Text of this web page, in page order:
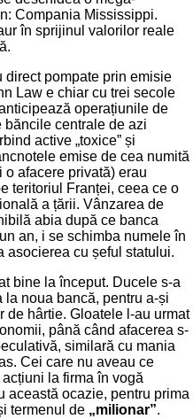
Compania Mississippi.
în sprijinul valorilor reale
direct pompate prin emisie
Law e chiar cu trei secole
operațiunile de
băncile centrale de azi
active „toxice” și
emise de cea numită
o afacere privată) erau
teritoriul Franței, ceea ce o
a țării. Vânzarea de
abia după ce banca
an, i se schimba numele în
asocierea cu șeful statului.
bine la început. Ducele s-a
la noua bancă, pentru a-și
hârtie. Gloatele l-au urmat
până când afacerea s-
similară cu mania
Cei care nu aveau ce
la firma în vogă
această ocazie, pentru prima
termenul de „milionar”.